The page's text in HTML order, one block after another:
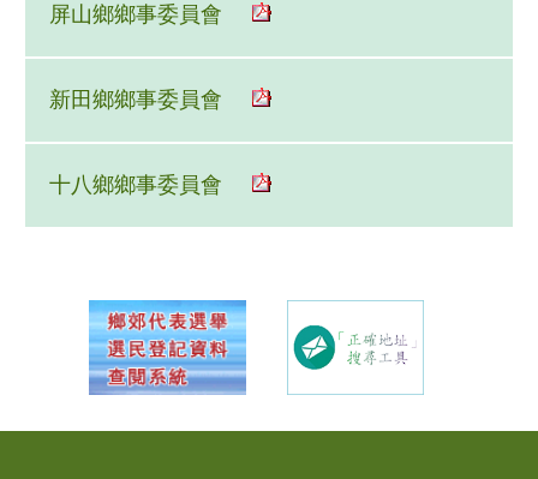
屏山鄉鄉事委員會
新田鄉鄉事委員會
十八鄉鄉事委員會